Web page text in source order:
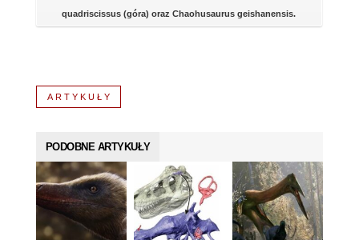
quadriscissus (góra) oraz Chaohusaurus geishanensis.
ARTYKUŁY
PODOBNE ARTYKUŁY